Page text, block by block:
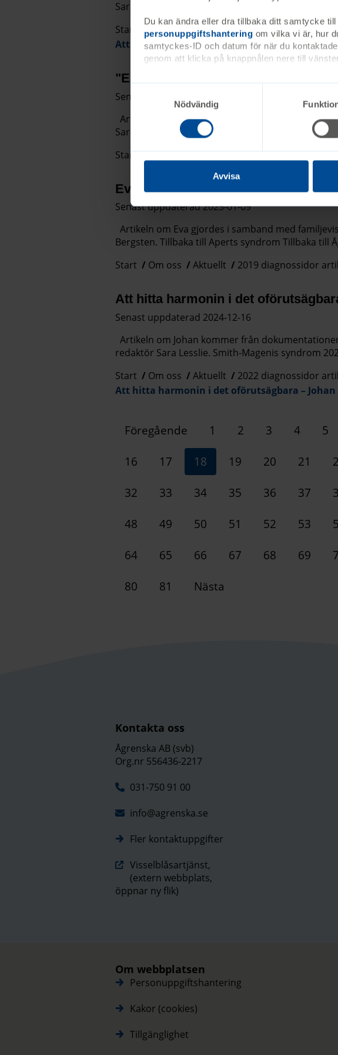
Du kan ändra eller dra tillbaka ditt samtycke
personuppgiftshantering om vilka vi är, hur
samtyckes-ID och datum för när du
genom att klicka på knappnålen nere till
Nödvändig
Avvisa
Sara Lesslie. Tillbaka till Alagilles syndrom Tillbaka
Start
Om oss Aktuellt
2024 diagnossidor
Att leva med Alagilles syndrom – utmaningar,
"Ebba gör mig till en bättre
Senast uppdaterad 2025-01-09
Artikeln om Ebba gjordes i samband med
Sara Lesslie. Tillbaka till Aperts syndrom Tillbaka
Start
2024 diagnossidor
Eva är vuxen med Aperts syndrom
Senast uppdaterad 2025-01-09
Artikeln om Eva gjordes i samband med
Bergsten. Tillbaka till Aperts syndrom Tillbaka till
Start
Om oss Aktuellt 2019 diagnossidor
Att hitta harmonin i det
Senast uppdaterad 2024-12-16
Artikeln om Johan kommer från
redaktör Sara Lesslie. Smith-Magenis syndrom
Start
Om oss Aktuellt
2022 diagnossidor
Att hitta harmonin i det oförutsägbara –
Föregående 1 2 3 4 5
16
17 18 19 20 21
32
33 34 35 36 37
48
49 50 51 52 53
64
65 66 67 68 69
80
81 Nästa
Kontakta oss
Ågrenska AB (svb)
Org.nr 556436-2217
031-750 91 00
info@agrenska.se
Fler kontaktuppgifter
Visselblåsartjänst,
(extern webbplats,
öppnar ny flik)
Om webbplatsen
Personuppgiftshantering
Kakor (cookies)
Tillgänglighet